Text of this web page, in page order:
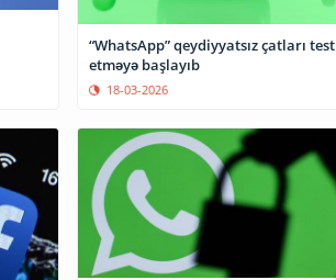
“WhatsApp” qeydiyyatsız çatları test
etməyə başlayıb
18-03-2026